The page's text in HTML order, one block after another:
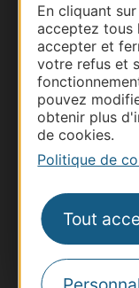
En cliquant
acceptez tous
accepter et
votre refus et
pouvez
obtenir plus
de cookies.
Politique de
Tout
Thermalisme
Business/Mice
Pros
Site presse